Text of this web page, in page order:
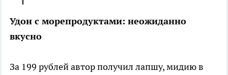
Удон с морепродуктами: неожиданно
вкусно
За 199 рублей автор получил лапшу, мидию в